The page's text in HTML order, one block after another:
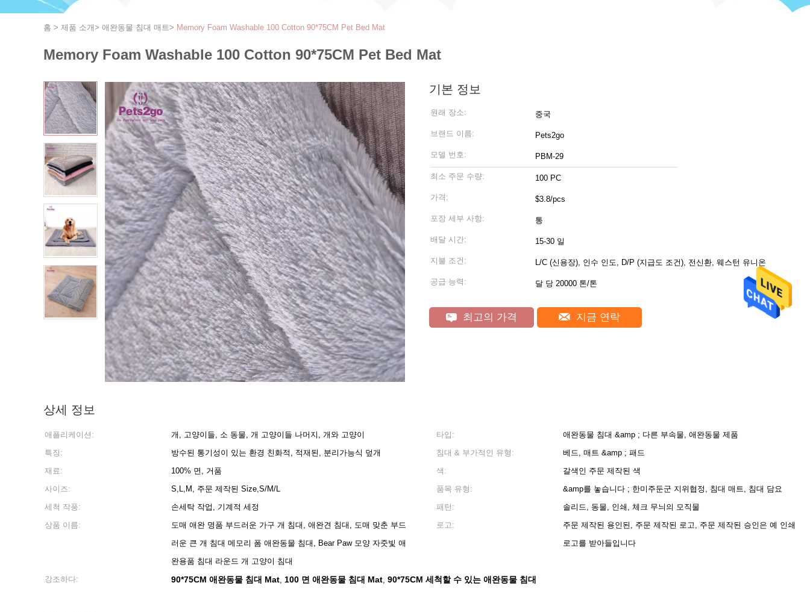
홈 > 제품 소개> 애완동물 침대 매트> Memory Foam Washable 100 Cotton 90*75CM Pet Bed Mat
Memory Foam Washable 100 Cotton 90*75CM Pet Bed Mat
기본 정보
원래 장소: 중국
브랜드 이름: Pets2go
모델 번호: PBM-29
최소 주문 수량: 100 PC
가격: $3.8/pcs
포장 세부 사항: 통
배달 시간: 15-30 일
지불 조건: L/C (신용장), 인수 인도, D/P (지급도 조건), 전신환, 웨스턴 유니온
공급 능력: 달 당 20000 톤/톤
최고의 가격 지금 연락
상세 정보
애플리케이션: 개, 고양이들, 소 동물, 개 고양이들 나머지, 개와 고양이 타입:
애완동물 침대 &amp ; 다른 부속물, 애완동물 제품
특징:
방수된 통기성이 있는 환경 친화적, 적재된, 분리가능식 덮개 침대 & 부가적인 유형:
베드, 매트 &amp ; 패드
재료:
100% 면, 거품 색:
갈색인 주문 제작된 색
사이즈:
S,L,M, 주문 제작된 Size,S/M/L 품목 유형:
&amp를 놓습니다 ; 한미주둔군 지위협정, 침대 매트, 침대 담요
세척 작풍:
손세탁 작업, 기계적 세정 패턴:
솔리드, 동물, 인쇄, 체크 무늬의 모직물
상품 이름:
도매 애완 명품 부드러운 가구 개 침대, 애완견 침대, 도매 맞춘 부드
러운 큰 개 침대 메모리 폼 애완동물 침대, Bear Paw 모양 자줏빛 애
완용품 침대 라운드 개 고양이 침대
로고:
주문 제작된 용인된, 주문 제작된 로고, 주문 제작된 승인은 예 인쇄
로고를 받아들입니다
강조하다: 90*75CM 애완동물 침대 Mat, 100 면 애완동물 침대 Mat, 90*75CM 세척할 수 있는 애완동물 침대